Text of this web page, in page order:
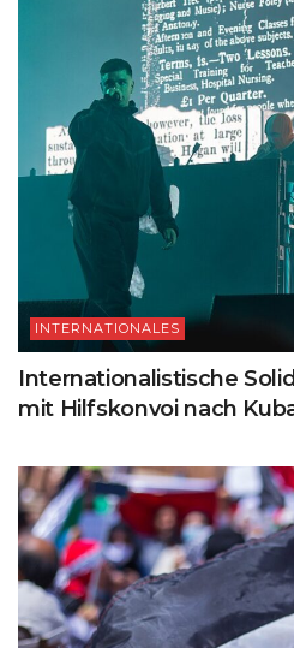
INTERNATIONALES
Internationalistische
mit Hilfskonvoi nach